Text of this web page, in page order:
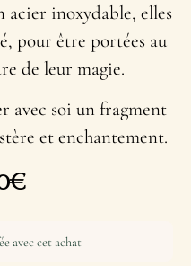
acier inoxydable, elles
pour être portées au
de leur magie.
avec soi un fragment
et enchantement.
€
avec cet achat